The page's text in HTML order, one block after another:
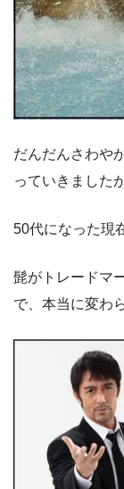
だんだんさわや
っていきました
50代になった現
髭がトレードマ
で、本当に変わ